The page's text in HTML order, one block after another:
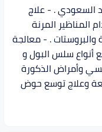
السعودي . - علاج
المناظير المرنة
والبروستات . - معالجة
أنواع سلس البول و
وأمراض الذكورة
وعلاج توسع حوض